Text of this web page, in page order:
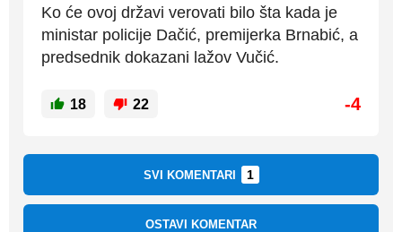
Ko će ovoj državi verovati bilo šta kada je
ministar policije Dačić, premijerka Brnabić, a
predsednik dokazani lažov Vučić.
18 22 -4
SVI KOMENTARI 1
OSTAVI KOMENTAR